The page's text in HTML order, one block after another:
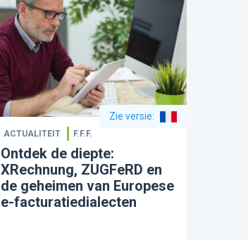
Zie versie:
ACTUALITEIT F.F.F.
Ontdek de diepte:
XRechnung, ZUGFeRD en
de geheimen van Europese
e-facturatiedialecten